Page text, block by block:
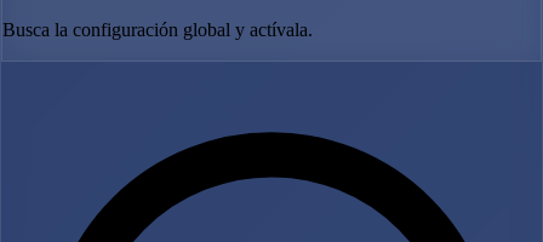
Busca la configuración global y actívala.